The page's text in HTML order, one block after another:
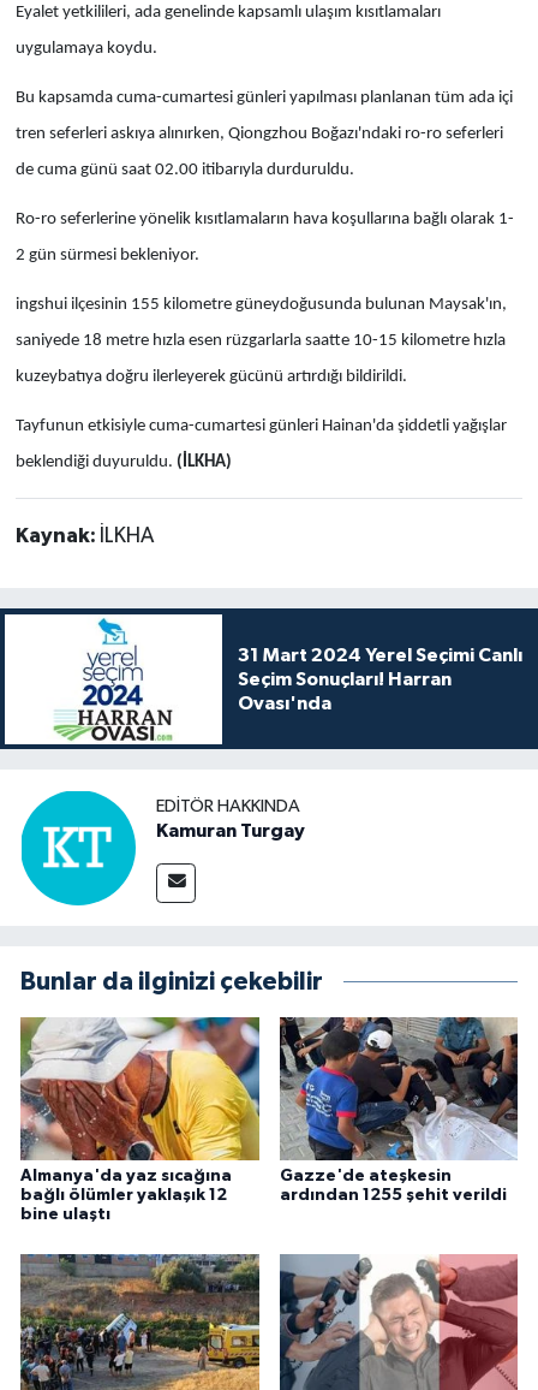
Eyalet yetkilileri, ada genelinde kapsamlı ulaşım kısıtlamaları
uygulamaya koydu.
Bu kapsamda cuma-cumartesi günleri yapılması planlanan tüm ada içi
tren seferleri askıya alınırken, Qiongzhou Boğazı'ndaki ro-ro seferleri
de cuma günü saat 02.00 itibarıyla durduruldu.
Ro-ro seferlerine yönelik kısıtlamaların hava koşullarına bağlı olarak 1-
2 gün sürmesi bekleniyor.
ingshui ilçesinin 155 kilometre güneydoğusunda bulunan Maysak'ın,
saniyede 18 metre hızla esen rüzgarlarla saatte 10-15 kilometre hızla
kuzeybatıya doğru ilerleyerek gücünü artırdığı bildirildi.
Tayfunun etkisiyle cuma-cumartesi günleri Hainan'da şiddetli yağışlar
beklendiği duyuruldu. (İLKHA)
Kaynak: İLKHA
31 Mart 2024 Yerel Seçimi Canlı
Seçim Sonuçları! Harran
Ovası'nda
EDITÖR HAKKINDA
Kamuran Turgay
Bunlar da ilginizi çekebilir
Almanya'da yaz sıcağına
bağlı ölümler yaklaşık 12
bine ulaştı
Gazze'de ateşkesin
ardından 1255 şehit verildi